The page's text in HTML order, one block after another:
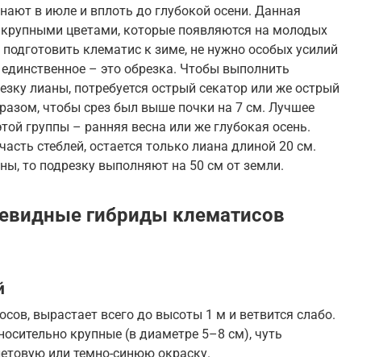
в июле и вплоть до глубокой осени. Данная
цветами, которые появляются на молодых
клематис к зиме, не нужно особых усилий
– это обрезка. Чтобы выполнить
лианы, потребуется острый секатор или же острый
чтобы срез был выше почки на 7 см. Лучшее
группы – ранняя весна или же глубокая осень.
стеблей, остается только лиана длиной 20 см.
то подрезку выполняют на 50 см от земли.
гибриды клематисов
вырастает всего до высоты 1 м и ветвится слабо.
крупные (в диаметре 5–8 см), чуть
или темно-синюю окраску.